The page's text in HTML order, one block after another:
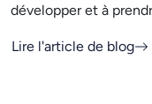
développer et à
Lire l'article de blog